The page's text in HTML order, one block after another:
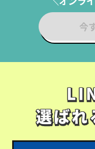
今
選ば
選ば